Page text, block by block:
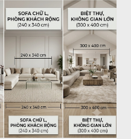
thảm trải sàn - thảm trang trí
là đơn vị phân phối thảm
thảm ở TPHCM và Hà
trí phòng khách, phòng
Châu Âu. Toàn bộ sản phẩm
tôi và nhập khẩu trực
tìm thấy cho mình một